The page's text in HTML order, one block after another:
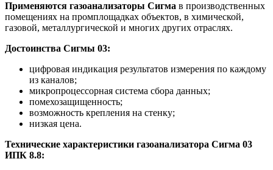
Применяются газоанализаторы Сигма в производственных
помещениях на промплощадках объектов, в химической,
газовой, металлургической и многих других отраслях.
Достоинства Сигмы 03:
цифровая индикация результатов измерения по каждому
из каналов;
микропроцессорная система сбора данных;
помехозащищенность;
возможность крепления на стенку;
низкая цена.
Технические характеристики газоанализатора Сигма 03
ИПК 8.8: